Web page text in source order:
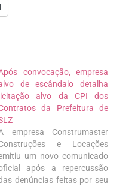
convocação, empresa
de escândalo detalha
licitação alvo da CPI dos
da Prefeitura de
empresa Construmaster
e Locações
um novo comunicado
após a repercussão
denúncias feitas por seu